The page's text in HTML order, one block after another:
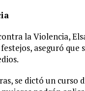
la Violencia,
aseguró que
se dictó un curso